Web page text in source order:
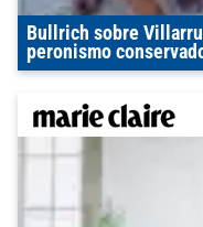
Bullrich sobre
peronismo